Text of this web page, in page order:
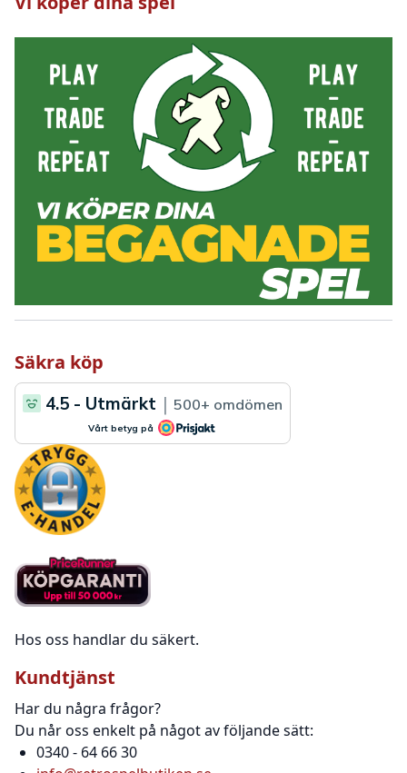
Säkra köp
Hos oss handlar du säkert.
Kundtjänst
Har du några frågor?
Du når oss enkelt på något av följande sätt:
0340 - 64 66 30